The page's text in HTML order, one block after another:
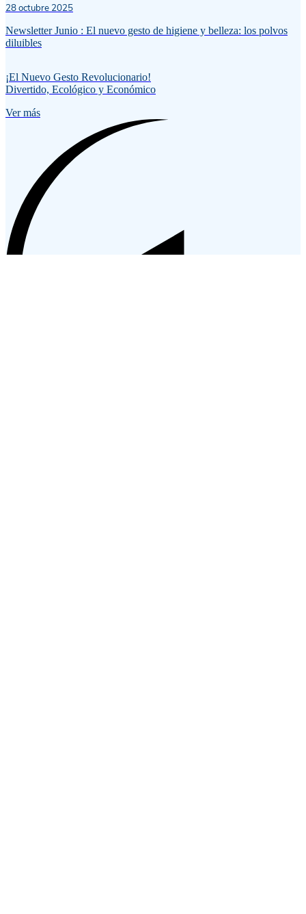
28 octubre 2025
Newsletter Junio : El nuevo gesto de higiene y belleza: los polvos
diluibles
¡El Nuevo Gesto Revolucionario!
Divertido, Ecológico y Económico
Ver más